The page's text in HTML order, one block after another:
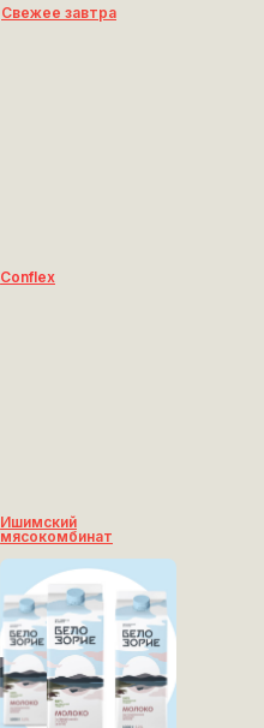
Ишимский
мясокомбинат
Сonflex
Свежее завтра